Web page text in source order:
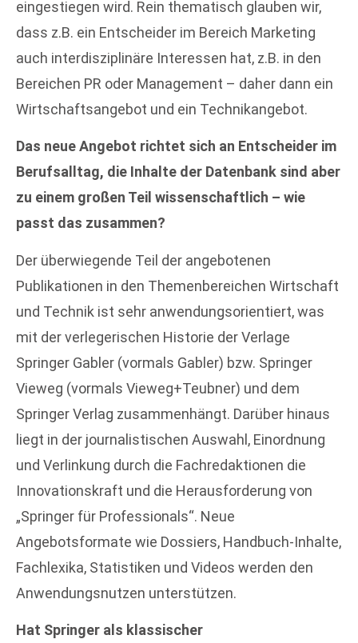
eingestiegen wird. Rein thematisch glauben wir,
dass z.B. ein Entscheider im Bereich Marketing
auch interdisziplinäre Interessen hat, z.B. in den
Bereichen PR oder Management – daher dann ein
Wirtschaftsangebot und ein Technikangebot.
Das neue Angebot richtet sich an Entscheider im
Berufsalltag, die Inhalte der Datenbank sind aber
zu einem großen Teil wissenschaftlich – wie
passt das zusammen?
Der überwiegende Teil der angebotenen
Publikationen in den Themenbereichen Wirtschaft
und Technik ist sehr anwendungsorientiert, was
mit der verlegerischen Historie der Verlage
Springer Gabler (vormals Gabler) bzw. Springer
Vieweg (vormals Vieweg+Teubner) und dem
Springer Verlag zusammenhängt. Darüber hinaus
liegt in der journalistischen Auswahl, Einordnung
und Verlinkung durch die Fachredaktionen die
Innovationskraft und die Herausforderung von
„Springer für Professionals“. Neue
Angebotsformate wie Dossiers, Handbuch-Inhalte,
Fachlexika, Statistiken und Videos werden den
Anwendungsnutzen unterstützen.
Hat Springer als klassischer